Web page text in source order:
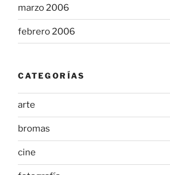
marzo 2006
febrero 2006
CATEGORÍAS
arte
bromas
cine